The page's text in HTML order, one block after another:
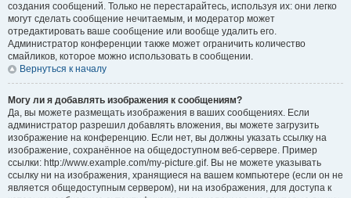
создания сообщений. Только не перестарайтесь, используя их: они легко
могут сделать сообщение нечитаемым, и модератор может
отредактировать ваше сообщение или вообще удалить его.
Администратор конференции также может ограничить количество
смайликов, которое можно использовать в сообщении.
Вернуться к началу
Могу ли я добавлять изображения к сообщениям?
Да, вы можете размещать изображения в ваших сообщениях. Если
администратор разрешил добавлять вложения, вы можете загрузить
изображение на конференцию. Если нет, вы должны указать ссылку на
изображение, сохранённое на общедоступном веб-сервере. Пример
ссылки: http://www.example.com/my-picture.gif. Вы не можете указывать
ссылку ни на изображения, хранящиеся на вашем компьютере (если он не
является общедоступным сервером), ни на изображения, для доступа к